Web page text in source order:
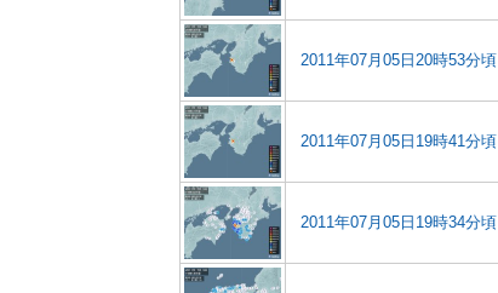
2011年07月05日20時53分頃
2011年07月05日19時41分頃
2011年07月05日19時34分頃